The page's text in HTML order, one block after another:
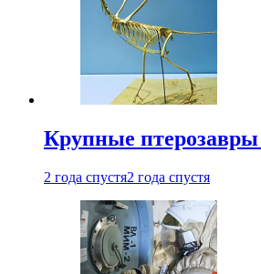
Крупные
2 года спустя2 года спустя